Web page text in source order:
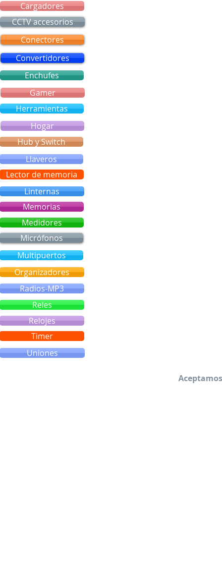
Cargadores
Convertidores
CCTV accesorios
Enchufes
Conectores
Gamer
Herramientas
Hogar
Hub y Switch
Llaveros
Lector de memoria
Linternas
Memorias
Medidores
Micrófonos
Multipuertos
Organizadores
Radios-MP3
Reles
Relojes
Timer
Uniones